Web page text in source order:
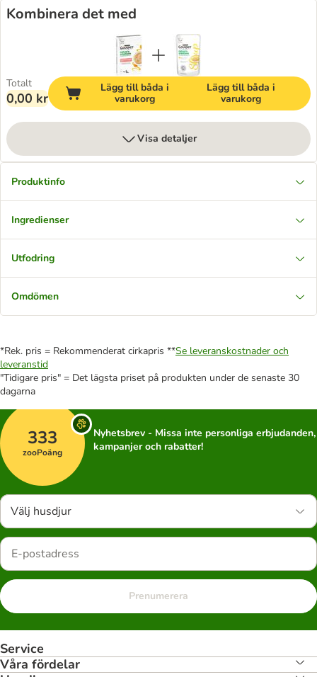
Kombinera det med
Totalt
0,00 kr
Lägg till båda i
varukorg
Lägg till båda i
varukorg
Visa detaljer
Produktinfo
Ingredienser
Utfodring
Omdömen
*Rek. pris = Rekommenderat cirkapris **Se leveranskostnader och
leveranstid
"Tidigare pris" = Det lägsta priset på produkten under de senaste 30
dagarna
333
zooPoäng
Nyhetsbrev - Missa inte personliga erbjudanden,
kampanjer och rabatter!
Välj husdjur
Prenumerera
Service
Våra fördelar